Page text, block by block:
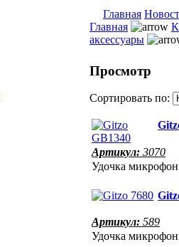
Главная
Главная
аксессуары
Просмотр
Сортировать по:
Артикул: 3070
Удочка
Артикул: 589
Удочка